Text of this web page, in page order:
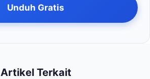
Unduh Gratis
Artikel Terkait